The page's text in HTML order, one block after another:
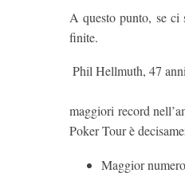
A questo punto, se ci
finite.
Phil Hellmuth, 47
maggiori record
Poker Tour è
Maggior